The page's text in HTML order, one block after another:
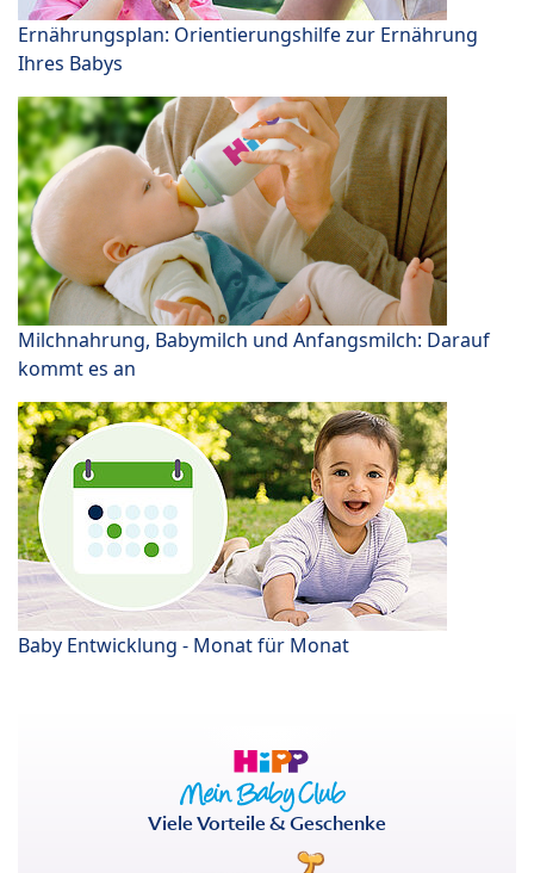
Ernährungsplan: Orientierungshilfe zur Ernährung
Ihres Babys
Milchnahrung, Babymilch und Anfangsmilch: Darauf
kommt es an
Baby Entwicklung - Monat für Monat
Viele Vorteile & Geschenke